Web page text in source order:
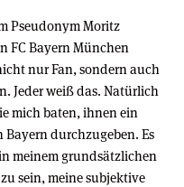
Pseudonym Moritz
FC Bayern München
nur Fan, sondern auch
Jeder weiß das. Natürlich
mich baten, ihnen ein
Bayern durchzugeben. Es
meinem grundsätzlichen
sein, meine subjektive